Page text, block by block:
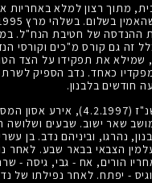
מתוך רצון למלא באחריות
בשלום. בשלהי מרץ
ההנדסה של חטיבת הנח"ל.
זה גם קורס מ"כים וקורסי
שמילא את תפקידו על הצד
כאחד. נדב הספיק
חודשים בלבנון.
(4.2.1997)
, אירע אסון
שאר ישוב. שבעים ושלושה
נהרגו, וביניהם נדב. בן
הצבאי בבאר שבע. לאחר
הורים, אח - גבי, גיסה -
- יפתח. לאחר נפילתו של